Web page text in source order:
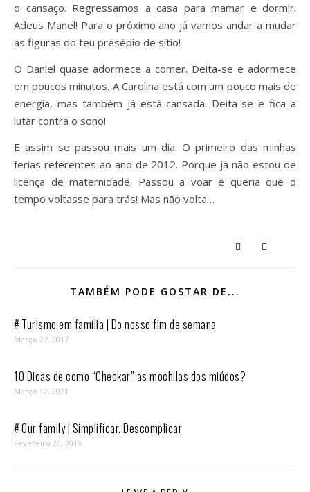
o cansaço. Regressamos a casa para mamar e dormir.
Adeus Manel! Para o próximo ano já vamos andar a mudar
as figuras do teu presépio de sítio!
O Daniel quase adormece a comer. Deita-se e adormece
em poucos minutos. A Carolina está com um pouco mais de
energia, mas também já está cansada. Deita-se e fica a
lutar contra o sono!
E assim se passou mais um dia. O primeiro das minhas
ferias referentes ao ano de 2012. Porque já não estou de
licença de maternidade. Passou a voar e queria que o
tempo voltasse para trás! Mas não volta…
TAMBÉM PODE GOSTAR DE...
# Turismo em família | Do nosso fim de semana
Março 27, 2017
10 Dicas de como “Checkar” as mochilas dos miúdos?
Março 12, 2021
# Our family | Simplificar. Descomplicar
Fevereiro 20, 2019